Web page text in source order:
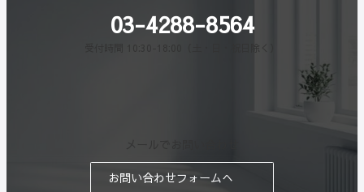
03-4288-8564
受付時間 10:30-18:00（土・日・祝日除く）
お問い合わせフォームへ